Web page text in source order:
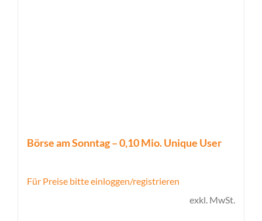
Börse am Sonntag – 0,10 Mio. Unique User
Für Preise bitte einloggen/registrieren
exkl. MwSt.